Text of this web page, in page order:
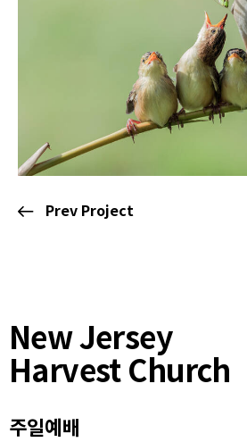
Prev Project
New Jersey
Harvest Church
주일예배